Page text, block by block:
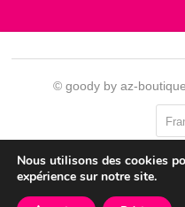
© goody by az-
Contact Se
Nous utilisons des cookies
expérience sur notre site.